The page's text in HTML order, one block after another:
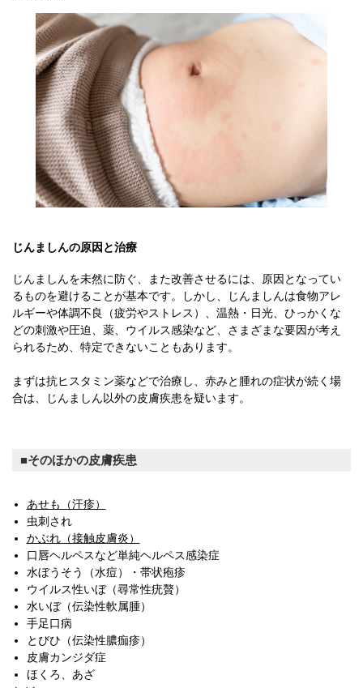
じんましんの原因と治療
じんましんを未然に防ぐ、また改善させるには、原因となってい
るものを避けることが基本です。しかし、じんましんは食物アレ
ルギーや体調不良（疲労やストレス）、温熱・日光、ひっかくな
どの刺激や圧迫、薬、ウイルス感染など、さまざまな要因が考え
られるため、特定できないこともあります。
まずは抗ヒスタミン薬などで治療し、赤みと腫れの症状が続く場
合は、じんましん以外の皮膚疾患を疑います。
そのほかの皮膚疾患
あせも（汗疹）
虫刺され
かぶれ（接触皮膚炎）
口唇ヘルペスなど単純ヘルペス感染症
水ぼうそう（水痘）・帯状疱疹
ウイルス性いぼ（尋常性疣贅）
水いぼ（伝染性軟属腫）
手足口病
とびひ（伝染性膿痂疹）
皮膚カンジダ症
ほくろ、あざ